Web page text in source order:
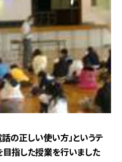
話の正しい使い方」というテ
目指した授業を行いました